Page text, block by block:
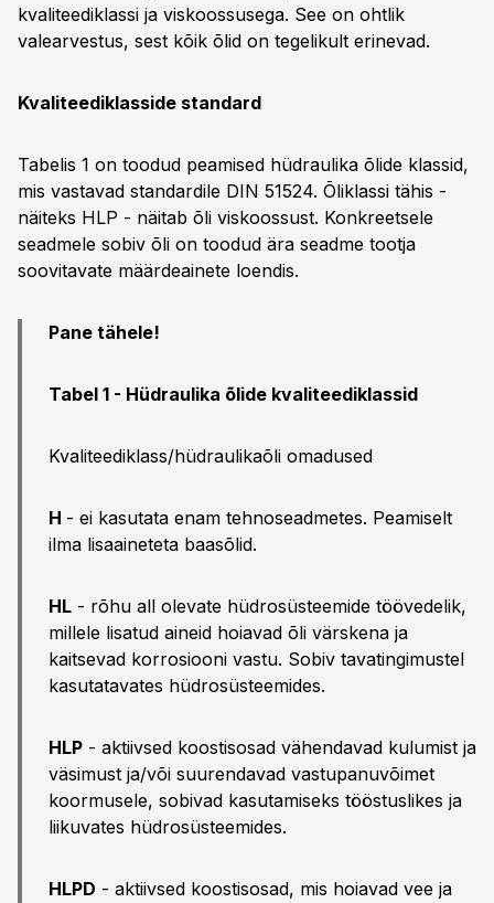
kvaliteediklassi ja viskoossusega. See on ohtlik
valearvestus, sest kõik õlid on tegelikult erinevad.
Kvaliteediklasside standard
Tabelis 1 on toodud peamised hüdraulika õlide klassid,
mis vastavad standardile DIN 51524. Õliklassi tähis -
näiteks HLP - näitab õli viskoossust. Konkreetsele
seadmele sobiv õli on toodud ära seadme tootja
soovitavate määrdeainete loendis.
Pane tähele!
Tabel 1 - Hüdraulika õlide kvaliteediklassid
Kvaliteediklass/hüdraulikaõli omadused
H - ei kasutata enam tehnoseadmetes. Peamiselt
ilma lisaaineteta baasõlid.
HL - rõhu all olevate hüdrosüsteemide töövedelik,
millele lisatud aineid hoiavad õli värskena ja
kaitsevad korrosiooni vastu. Sobiv tavatingimustel
kasutatavates hüdrosüsteemides.
HLP - aktiivsed koostisosad vähendavad kulumist ja
väsimust ja/või suurendavad vastupanuvõimet
koormusele, sobivad kasutamiseks tööstuslikes ja
liikuvates hüdrosüsteemides.
HLPD - aktiivsed koostisosad, mis hoiavad vee ja